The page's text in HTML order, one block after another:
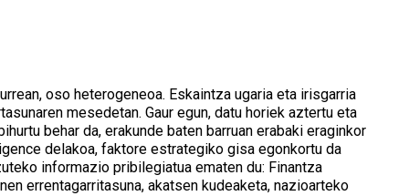
oso heterogeneoa. Eskaintza ugaria eta irisgarria
mesedetan. Gaur egun, datu horiek aztertu eta
behar da, erakunde baten barruan erabaki eraginkor
delakoa, faktore estrategiko gisa egonkortu da
informazio pribilegiatua ematen du: Finantza
errentagarritasuna, akatsen kudeaketa, nazioarteko